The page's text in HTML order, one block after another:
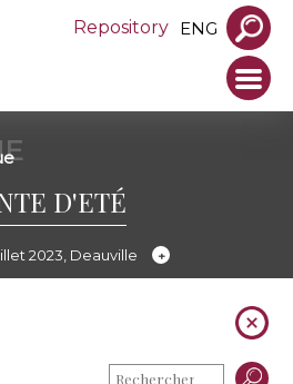
Repository ENG
D'ETÉ
2023, Deauville